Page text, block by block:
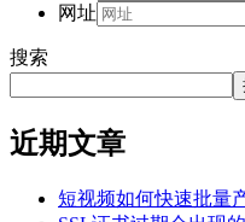
网址
搜索
近期文章
短视频如何快速批量